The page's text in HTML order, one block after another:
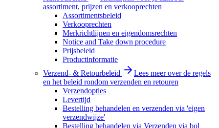
assortiment, prijzen en verkooprechten
Assortimentsbeleid
Verkooprechten
Merkrichtlijnen en eigendomsrechten
Notice and Take down procedure
Prijsbeleid
Productinformatie
Verzend- & Retourbeleid
Lees meer over de regels
en het beleid rondom verzenden en retouren
Verzendopties
Levertijd
Bestelling behandelen en verzenden via 'eigen
verzendwijze'
Bestelling behandelen via Verzenden via bol